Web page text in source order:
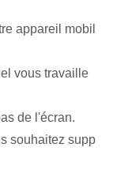
appareil‌ mobil
vous travaille
de l'écran.
souhaitez supp